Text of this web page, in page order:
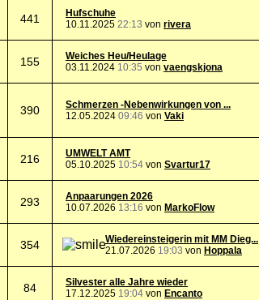
441
Hufschuhe
10.11.2025 22:13 von rivera
155
Weiches Heu/Heulage
03.11.2024 10:35 von vaengskjona
390
Schmerzen -Nebenwirkungen von ...
12.05.2024 09:46 von Vaki
216
UMWELT AMT
05.10.2025 10:54 von Svartur17
293
Anpaarungen 2026
10.07.2026 13:16 von MarkoFlow
354
Wiedereinsteigerin mit MM Dieg...
21.07.2026 19:03 von Hoppala
84
Silvester alle Jahre wieder
17.12.2025 19:04 von Encanto